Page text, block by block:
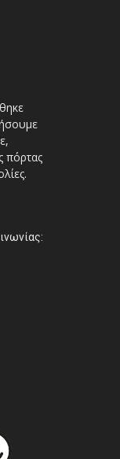
πόρτας